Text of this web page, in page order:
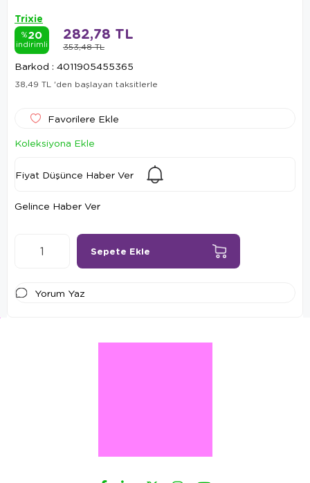
Trixie
%20
indirimli 353,48 TL
282,78 TL
Barkod : 4011905455365
38,49 TL 'den başlayan taksitlerle
Favorilere Ekle
Koleksiyona Ekle
Fiyat Düşünce Haber Ver
Gelince Haber Ver
Yorum Yaz